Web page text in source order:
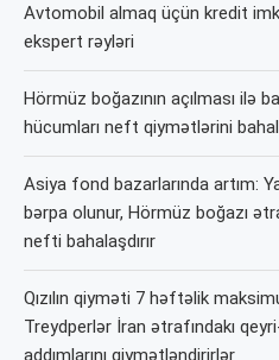
Avtomobil almaq üçün kredit
ekspert rəyləri
Hörmüz boğazının açılması ilə
hücumları neft qiymətlərini
Asiya fond bazarlarında artım:
bərpa olunur, Hörmüz boğazı
nefti bahalaşdırır
Qızılın qiyməti 7 həftəlik
Treydperlər İran ətrafındakı
addımlarını qiymətləndirirlər